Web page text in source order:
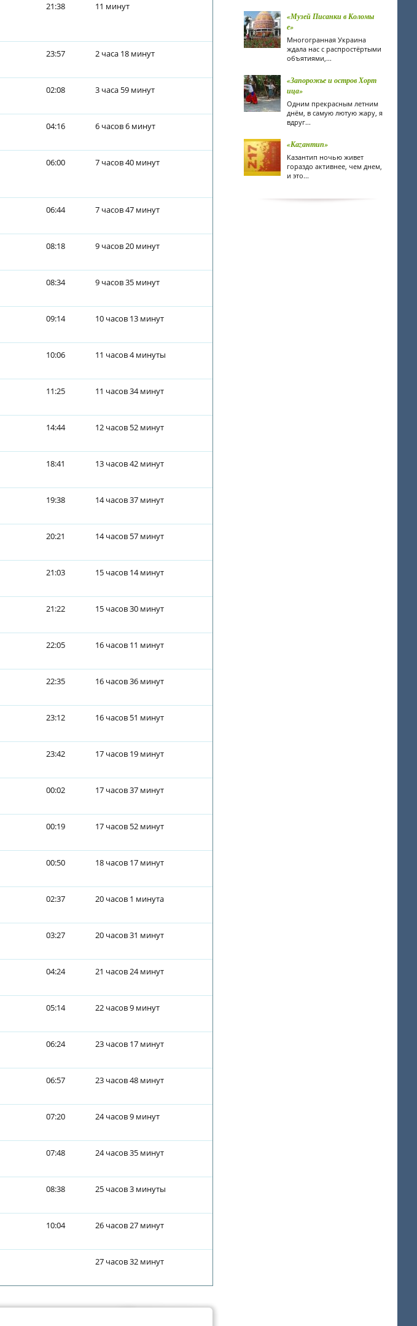
21:38 11 минут
23:57 2 часа 18 минут
02:08 3 часа 59 минут
04:16 6 часов 6 минут
06:00 7 часов 40 минут
06:44 7 часов 47 минут
08:18 9 часов 20 минут
08:34 9 часов 35 минут
09:14 10 часов 13 минут
10:06 11 часов 4 минуты
11:25 11 часов 34 минут
14:44 12 часов 52 минут
18:41 13 часов 42 минут
19:38 14 часов 37 минут
20:21 14 часов 57 минут
21:03 15 часов 14 минут
21:22 15 часов 30 минут
22:05 16 часов 11 минут
22:35 16 часов 36 минут
23:12 16 часов 51 минут
23:42 17 часов 19 минут
00:02 17 часов 37 минут
00:19 17 часов 52 минут
00:50 18 часов 17 минут
02:37 20 часов 1 минута
03:27 20 часов 31 минут
04:24 21 часов 24 минут
05:14 22 часов 9 минут
06:24 23 часов 17 минут
06:57 23 часов 48 минут
07:20 24 часов 9 минут
07:48 24 часов 35 минут
08:38 25 часов 3 минуты
10:04 26 часов 27 минут
27 часов 32 минут
«Музей Писанки в Коломы
е»
Многогранная Украина
ждала нас с распростёртыми
объятиями,...
«Запорожье и остров Хорт
ица»
Одним прекрасным летним
днём, в самую лютую жару, я
вдруг...
«Каzантип»
Казантип ночью живет
гораздо активнее, чем днем,
и это...